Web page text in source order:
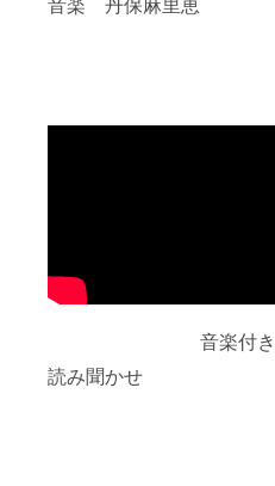
音楽付き
読み聞かせ